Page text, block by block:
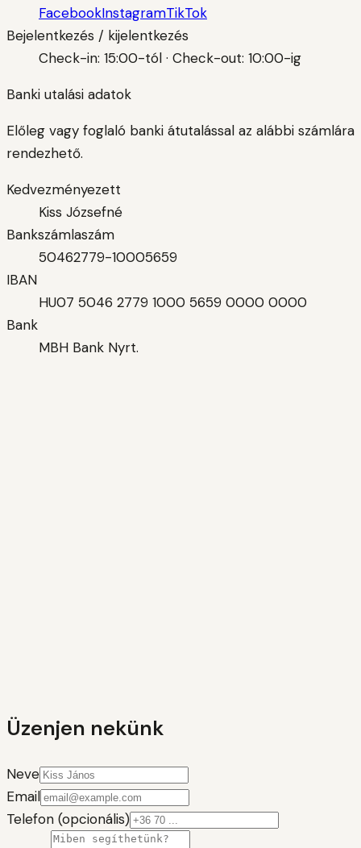
FacebookInstagramTikTok
Bejelentkezés / kijelentkezés
Check-in: 15:00-tól · Check-out: 10:00-ig
Banki utalási adatok
Előleg vagy foglaló banki átutalással az alábbi számlára
rendezhető.
Kedvezményezett
Kiss Józsefné
Bankszámlaszám
50462779-10005659
IBAN
HU07 5046 2779 1000 5659 0000 0000
Bank
MBH Bank Nyrt.
Üzenjen nekünk
Neve
Email
Telefon (opcionális)